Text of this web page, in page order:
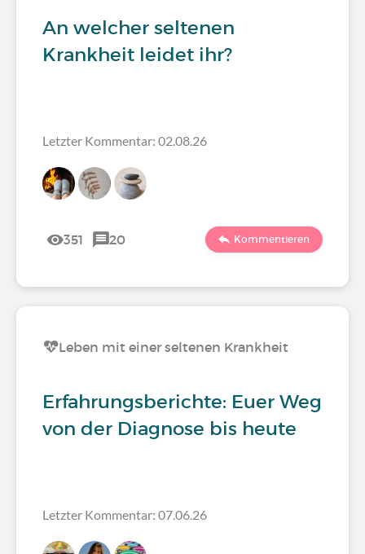
An welcher seltenen
Krankheit leidet ihr?
Letzter Kommentar: 02.08.26
351 20 Kommentieren
Leben mit einer seltenen Krankheit
Erfahrungsberichte: Euer Weg
von der Diagnose bis heute
Letzter Kommentar: 07.06.26